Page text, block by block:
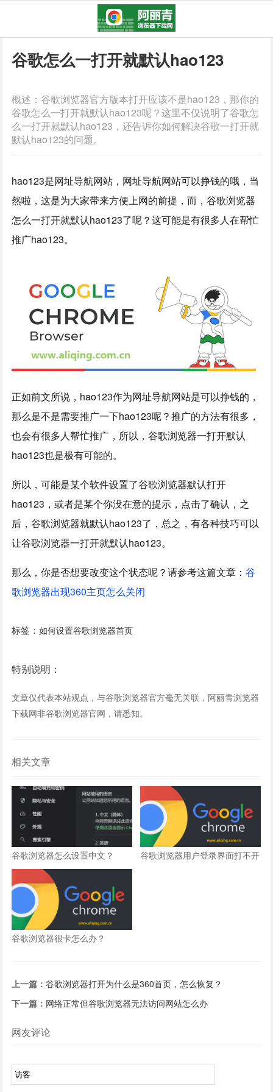
谷歌怎么一打开就默认hao123
概述：谷歌浏览器官方版本打开应该不是hao123，那你的
谷歌怎么一打开就默认hao123呢？这里不仅说明了谷歌怎
么一打开就默认hao123，还告诉你如何解决谷歌一打开就
默认hao123的问题。
hao123是网址导航网站，网址导航网站可以挣钱的哦，当
然啦，这是为大家带来方便上网的前提，而，谷歌浏览器
怎么一打开就默认hao123了呢？这可能是有很多人在帮忙
推广hao123。
正如前文所说，hao123作为网址导航网站是可以挣钱的，
那么是不是需要推广一下hao123呢？推广的方法有很多，
也会有很多人帮忙推广，所以，谷歌浏览器一打开默认
hao123也是极有可能的。
所以，可能是某个软件设置了谷歌浏览器默认打开
hao123，或者是某个你没在意的提示，点击了确认，之
后，谷歌浏览器就默认hao123了，总之，有各种技巧可以
让谷歌浏览器一打开就默认hao123。
那么，你是否想要改变这个状态呢？请参考这篇文章：谷
歌浏览器出现360主页怎么关闭
标签：如何设置谷歌浏览器首页
特别说明：
文章仅代表本站观点，与谷歌浏览器官方毫无关联，阿丽青浏览器
下载网非谷歌浏览器官网，请悉知。
相关文章
谷歌浏览器怎么设置中文？
谷歌浏览器用户登录界面打不开
谷歌浏览器很卡怎么办？
上一篇：谷歌浏览器打开为什么是360首页，怎么恢复？
下一篇： 网络正常但谷歌浏览器无法访问网站怎么办
网友评论